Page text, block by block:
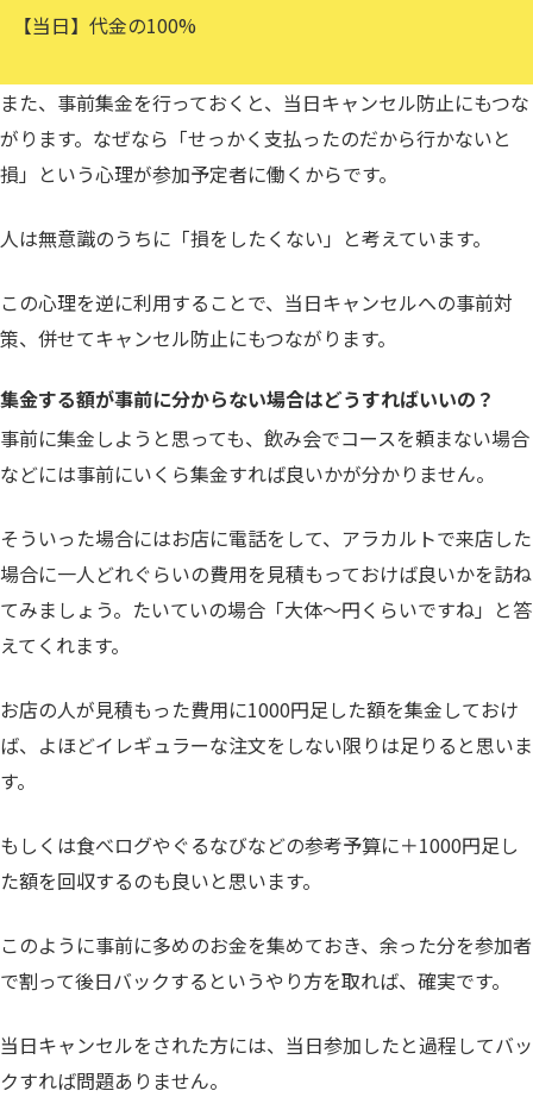
【当日】代金の100%
また、事前集金を行っておくと、当日キャンセル防止にもつな
がります。なぜなら「せっかく支払ったのだから行かないと
損」という心理が参加予定者に働くからです。
人は無意識のうちに「損をしたくない」と考えています。
この心理を逆に利用することで、当日キャンセルへの事前対
策、併せてキャンセル防止にもつながります。
集金する額が事前に分からない場合はどうすればいいの？
事前に集金しようと思っても、飲み会でコースを頼まない場合
などには事前にいくら集金すれば良いかが分かりません。
そういった場合にはお店に電話をして、アラカルトで来店した
場合に一人どれぐらいの費用を見積もっておけば良いかを訪ね
てみましょう。たいていの場合「大体〜円くらいですね」と答
えてくれます。
お店の人が見積もった費用に1000円足した額を集金しておけ
ば、よほどイレギュラーな注文をしない限りは足りると思いま
す。
もしくは食べログやぐるなびなどの参考予算に＋1000円足し
た額を回収するのも良いと思います。
このように事前に多めのお金を集めておき、余った分を参加者
で割って後日バックするというやり方を取れば、確実です。
当日キャンセルをされた方には、当日参加したと過程してバッ
クすれば問題ありません。